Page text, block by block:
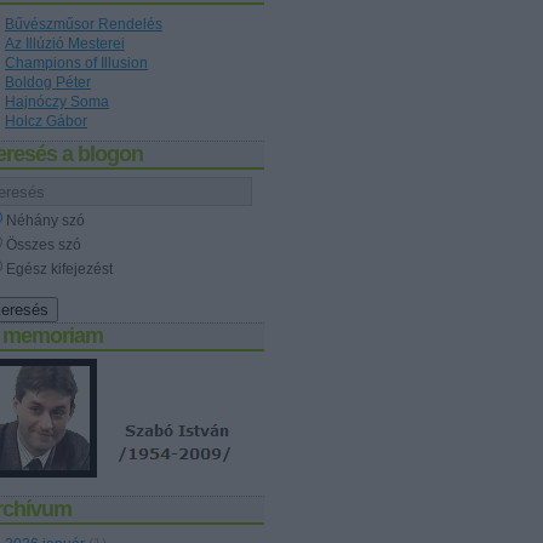
Bűvészműsor Rendelés
Az Illúzió Mesterei
Champions of Illusion
Boldog Péter
Hajnóczy Soma
Holcz Gábor
a blogon
Néhány szó
Összes szó
Egész kifejezést
memoriam